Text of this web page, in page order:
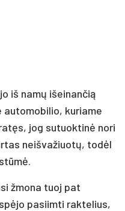
iš namų išeinančią
kuriame
jog sutuoktinė nori
neišvažiuotų, todėl
žmona tuoj pat
pasiimti raktelius,